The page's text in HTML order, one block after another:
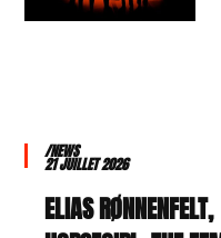
/NEWS
21 JUILLET 2026
ELIAS RØNNENFELT,